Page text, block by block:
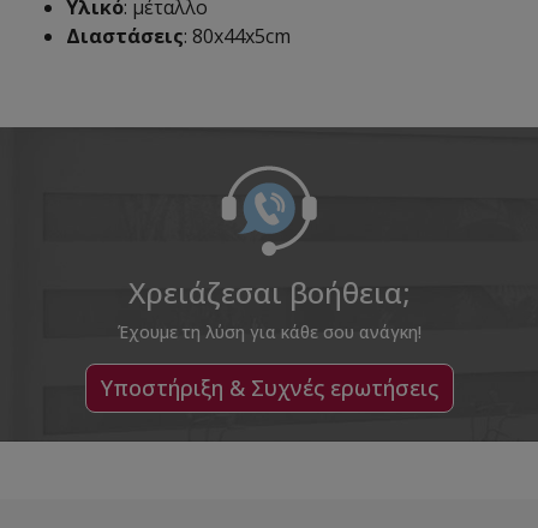
Υλικό: μέταλλο
Διαστάσεις: 80x44x5cm
Χρειάζεσαι βοήθεια;
Έχουμε τη λύση για κάθε σου ανάγκη!
Υποστήριξη & Συχνές ερωτήσεις